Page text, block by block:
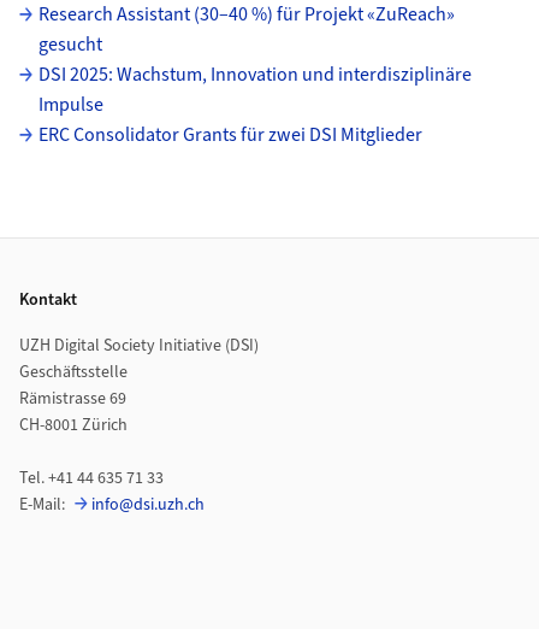
Research Assistant (30–40 %) für Projekt «ZuReach»
gesucht
DSI 2025: Wachstum, Innovation und interdisziplinäre
Impulse
ERC Consolidator Grants für zwei DSI Mitglieder
Kontakt
UZH Digital Society Initiative (DSI)
Geschäftsstelle
Rämistrasse 69
CH-8001 Zürich
Tel. +41 44 635 71 33
E-Mail:
info@dsi.uzh.ch